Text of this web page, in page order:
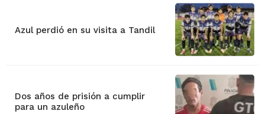
Azul perdió en su visita a Tandil
Dos años de prisión a cumplir
para un azuleño